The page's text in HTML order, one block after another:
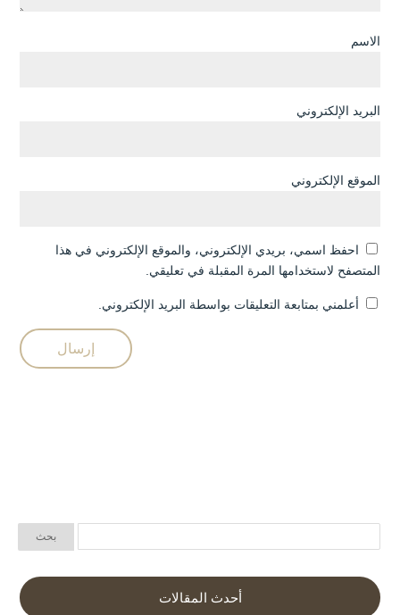
الاسم
البريد الإلكتروني
الموقع الإلكتروني
احفظ اسمي، بريدي الإلكتروني، والموقع الإلكتروني في هذا
المتصفح لاستخدامها المرة المقبلة في تعليقي.
أعلمني بمتابعة التعليقات بواسطة البريد الإلكتروني.
أحدث المقالات